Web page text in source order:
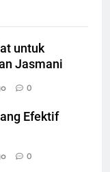
untuk
Jasmani
0
Efektif
0